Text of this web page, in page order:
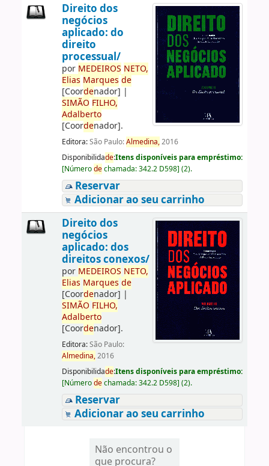
Direito dos
negócios
aplicado: do
direito
processual/
por MEDEIROS NETO,
Elias Marques de
[Coordenador] |
SIMÃO FILHO,
Adalberto
[Coordenador].
Editora:São Paulo:Almedina,2016
Disponibilidade:Itens disponíveis para empréstimo:
[Númerodechamada:342.2 D598] (2).
Reservar
Adicionar ao seu carrinho
Direito dos
negócios
aplicado: dos
direitos conexos/
por MEDEIROS NETO,
Elias Marques de
[Coordenador] |
SIMÃO FILHO,
Adalberto
[Coordenador].
Editora:São Paulo:
Almedina,2016
Disponibilidade:Itens disponíveis para empréstimo:
[Númerodechamada:342.2 D598] (2).
Reservar
Adicionar ao seu carrinho
Não encontrou o
que procura?